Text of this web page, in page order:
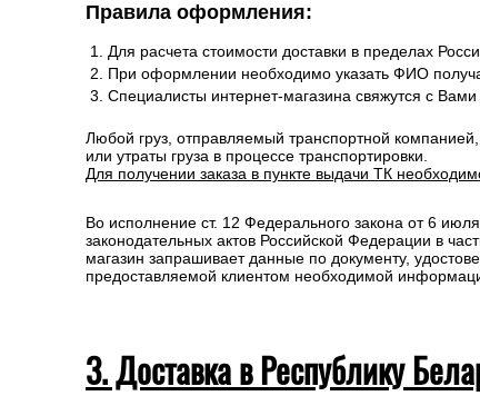
Правила оформления:
Для расчета стоимости доставки в пределах
При оформлении необходимо указать ФИО
Специалисты интернет-магазина свяжутся с
Любой груз, отправляемый транспортной
или утраты груза в процессе транспортировки.
Для получении заказа в пункте выдачи ТК
Во исполнение ст. 12 Федерального закона от 6
законодательных актов Российской Федерации в
магазин запрашивает данные по документу,
предоставляемой клиентом необходимой
3. Доставка в Республику